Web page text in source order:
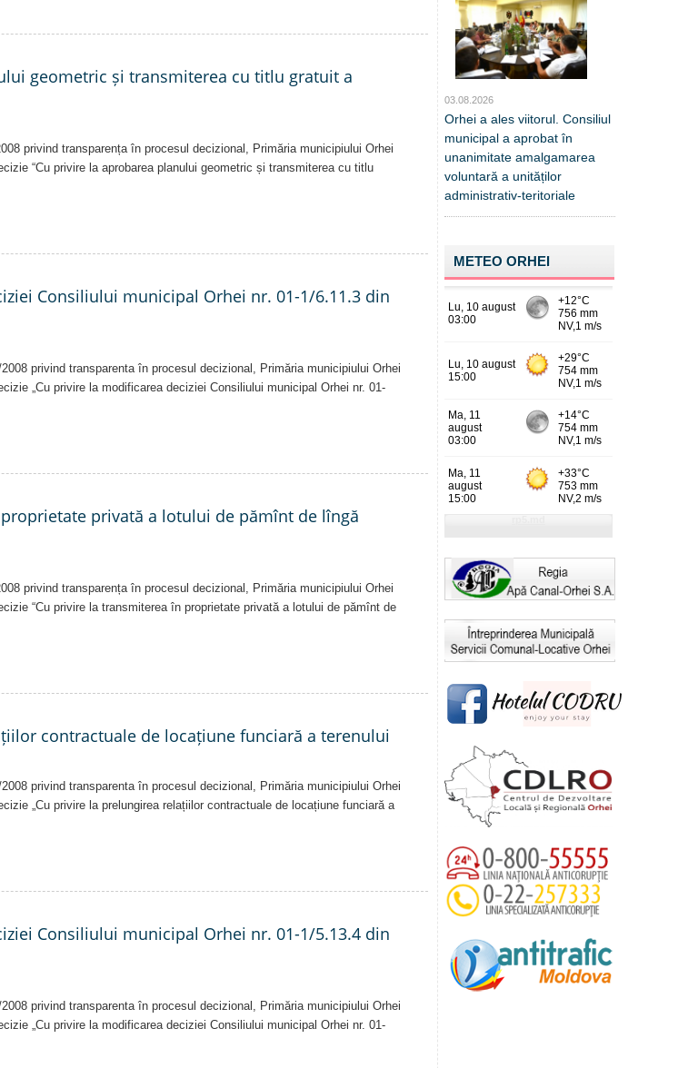
geometric și transmiterea cu titlu gratuit a
privind transparența în procesul decizional, Primăria municipiului Orhei
“Cu privire la aprobarea planului geometric și transmiterea cu titlu
Consiliului municipal Orhei nr. 01-1/6.11.3 din
privind transparenta în procesul decizional, Primăria municipiului Orhei
„Cu privire la modificarea deciziei Consiliului municipal Orhei nr. 01-
privată a lotului de pămînt de lîngă
privind transparența în procesul decizional, Primăria municipiului Orhei
“Cu privire la transmiterea în proprietate privată a lotului de pămînt de
contractuale de locațiune funciară a terenului
privind transparenta în procesul decizional, Primăria municipiului Orhei
„Cu privire la prelungirea relațiilor contractuale de locațiune funciară a
Consiliului municipal Orhei nr. 01-1/5.13.4 din
privind transparenta în procesul decizional, Primăria municipiului Orhei
„Cu privire la modificarea deciziei Consiliului municipal Orhei nr. 01-
03.08.2026
Orhei a ales viitorul. Consiliul
municipal a aprobat în
unanimitate amalgamarea
voluntară a unităților
administrativ-teritoriale
METEO ORHEI